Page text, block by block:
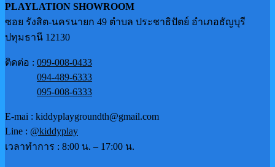
PLAYLATION SHOWROOM
ซอย รังสิต-นครนายก 49 ตำบล ประชาธิปัตย์ อำเภอธัญบุรี
ปทุมธานี 12130
ติดต่อ : 099-008-0433
094-489-6333
095-008-6333
E-mai : kiddyplaygroundth@gmail.com
Line : @kiddyplay
เวลาทำการ : 8:00 น. – 17:00 น.